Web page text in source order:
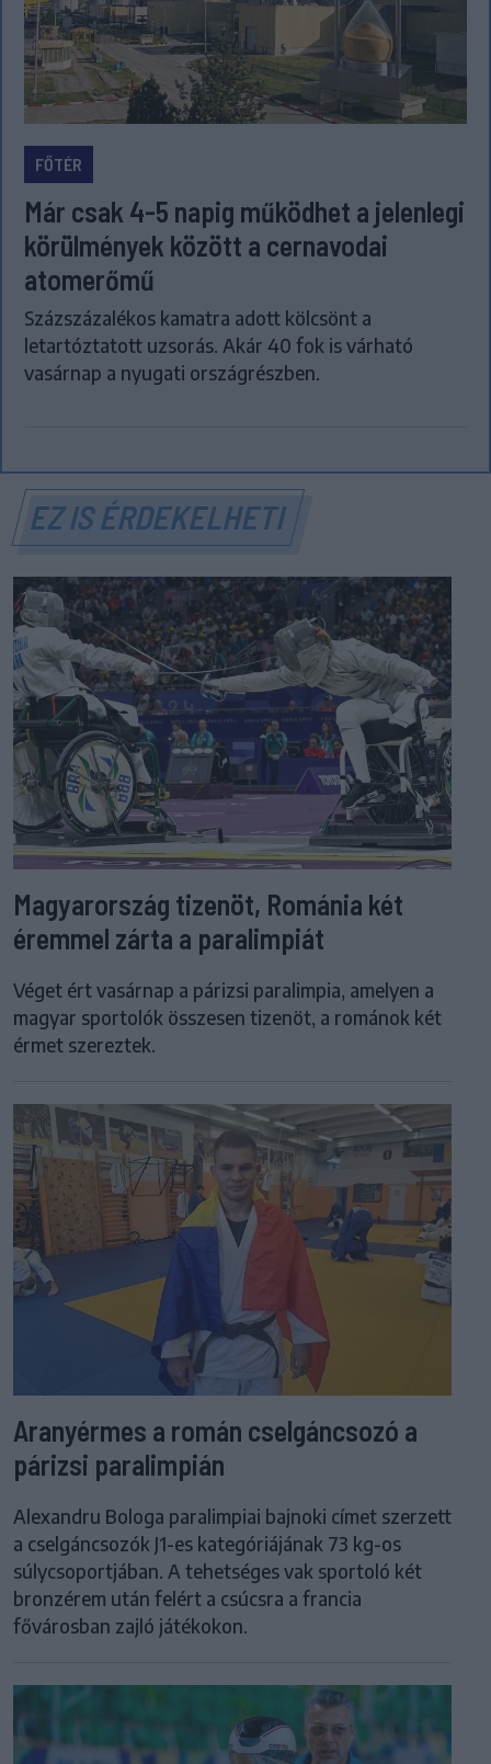
FŐTÉR
Már csak 4-5 napig működhet a jelenlegi
körülmények között a cernavodai
atomerőmű
Százszázalékos kamatra adott kölcsönt a
letartóztatott uzsorás. Akár 40 fok is várható
vasárnap a nyugati országrészben.
EZ IS ÉRDEKELHETI
Magyarország tizenöt, Románia két
éremmel zárta a paralimpiát
Véget ért vasárnap a párizsi paralimpia, amelyen a
magyar sportolók összesen tizenöt, a románok két
érmet szereztek.
Aranyérmes a román cselgáncsozó a
párizsi paralimpián
Alexandru Bologa paralimpiai bajnoki címet szerzett
a cselgáncsozók J1-es kategóriájának 73 kg-os
súlycsoportjában. A tehetséges vak sportoló két
bronzérem után felért a csúcsra a francia
fővárosban zajló játékokon.